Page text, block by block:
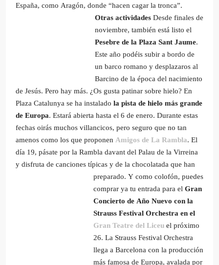
España, como Aragón, donde “hacen cagar la tronca”.
Otras actividades Desde finales de
noviembre, también está listo el
Pesebre de la Plaza Sant Jaume.
Este año podéis subir a bordo de
un barco romano y desplazaros al
Barcino de la época del nacimiento
de Jesús. Pero hay más. ¿Os gusta patinar sobre hielo? En
Plaza Catalunya se ha instalado la pista de hielo más grande
de Europa. Estará abierta hasta el 6 de enero. Durante estas
fechas oirás muchos villancicos, pero seguro que no tan
amenos como los que proponen Amigos de La Rambla. El
día 19, pásate por la Rambla davant del Palau de la Virreina
y disfruta de canciones típicas y de la chocolatada que han
preparado. Y como colofón, puedes
comprar ya tu entrada para el Gran
Concierto de Año Nuevo con la
Strauss Festival Orchestra en el
Gran Teatre del Liceu el próximo
26. La Strauss Festival Orchestra
llega a Barcelona con la producción
más famosa de Europa, avalada por